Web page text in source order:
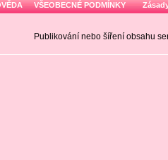
VŠEOBECNÉ PODMÍNKY
Publikování nebo šíření obsahu